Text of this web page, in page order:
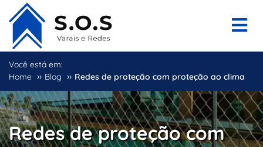
Você está em:
Home ›› Blog ›› Redes de proteção com proteção ao clima
Redes de proteção com